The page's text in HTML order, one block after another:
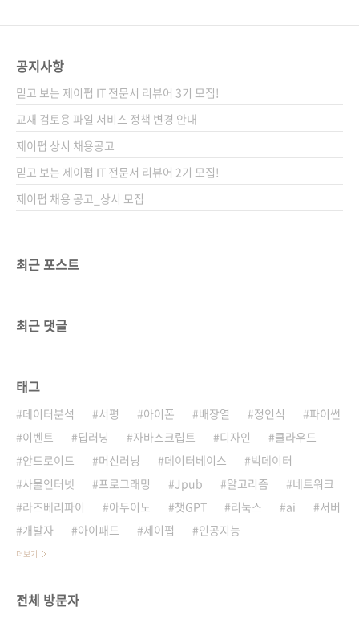
중..
94506-44-9 부가기호: 93560 키워드 스마트
폰 게임 / HTML5 / ngCore / FastCGI /
Replication / 고성능화 / 고가용성 / Job Q..
공지사항
믿고 보는 제이펍 IT 전문서 리뷰어 3기 모집!
교재 검토용 파일 서비스 정책 변경 안내
제이펍 상시 채용공고
믿고 보는 제이펍 IT 전문서 리뷰어 2기 모집!
제이펍 채용 공고_상시 모집
최근 포스트
최근 댓글
태그
데이터분석 서평 아이폰 배장열 정인식
파이썬
이벤트
딥러닝 자바스크립트 디자인
클라우드
안드로이드
머신러닝 데이터베이스
빅데이터
사물인터넷
프로그래밍 Jpub 알고리즘
네트워크
라즈베리파이
아두이노 챗GPT 리눅스 ai
서버
개발자
아이패드 제이펍 인공지능
더보기
전체 방문자